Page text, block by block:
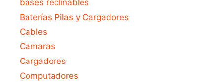
bases reclinables
Baterías Pilas y Cargadores
Cables
Camaras
Cargadores
Computadores